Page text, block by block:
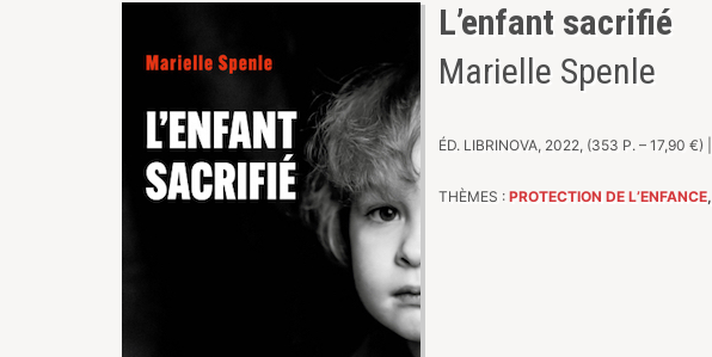
L’enfant sacrifié
Marielle Spenle
ÉD. LIBRINOVA, 2022, (353 P. – 17,90 €) |
THÈMES : PROTECTION DE L’ENFANCE,